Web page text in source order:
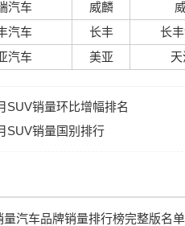
汽车 威麟
汽车 长丰 长
汽车 美亚
SUV销量环比增幅排名
SUV销量国别排行
量汽车品牌销量排行榜完整版名单